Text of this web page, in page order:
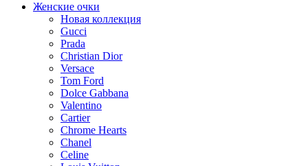
Женские очки
Новая коллекция
Gucci
Prada
Christian Dior
Versace
Tom Ford
Dolce Gabbana
Valentino
Cartier
Chrome Hearts
Chanel
Celine